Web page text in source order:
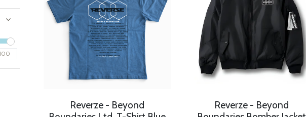
Reverze - Beyond
Reverze - Beyond